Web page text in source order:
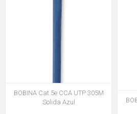
BOBINA Cat 5e CCA UTP 305M
Solida Azul